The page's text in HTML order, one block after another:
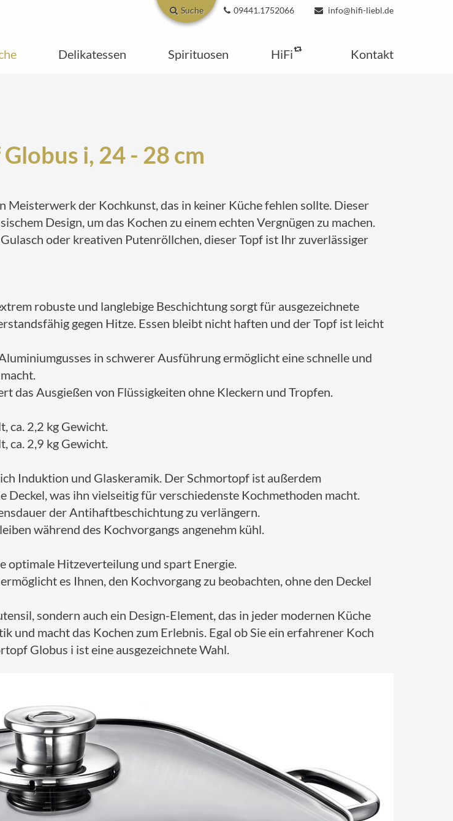
Suche 09441.1752066 info@hifi-liebl.de
Delikatessen Spirituosen HiFi Kontakt
i, 24 - 28 cm
Meisterwerk der Kochkunst, das in keiner Küche fehlen sollte. Dieser
Design, um das Kochen zu einem echten Vergnügen zu machen.
oder kreativen Putenröllchen, dieser Topf ist Ihr zuverlässiger
robuste und langlebige Beschichtung sorgt für ausgezeichnete
gegen Hitze. Essen bleibt nicht haften und der Topf ist leicht
in schwerer Ausführung ermöglicht eine schnelle und
das Ausgießen von Flüssigkeiten ohne Kleckern und Tropfen.
ca. 2,2 kg Gewicht.
ca. 2,9 kg Gewicht.
Induktion und Glaskeramik. Der Schmortopf ist außerdem
Deckel, was ihn vielseitig für verschiedenste Kochmethoden macht.
der Antihaftbeschichtung zu verlängern.
während des Kochvorgangs angenehm kühl.
optimale Hitzeverteilung und spart Energie.
es Ihnen, den Kochvorgang zu beobachten, ohne den Deckel
sondern auch ein Design-Element, das in jeder modernen Küche
macht das Kochen zum Erlebnis. Egal ob Sie ein erfahrener Koch
Globus i ist eine ausgezeichnete Wahl.